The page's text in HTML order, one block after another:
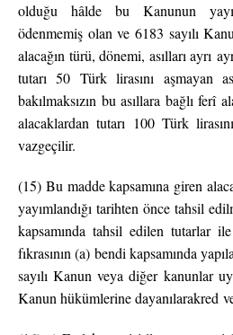
olduğu hâlde bu Kanunun
ödenmemiş olan ve 6183 sayılı
alacağın türü, dönemi, asılları ayrı
tutarı 50 Türk lirasını aşmayan
bakılmaksızın bu asıllara bağlı ferî
alacaklardan tutarı 100 Türk
vazgeçilir.
(15) Bu madde kapsamına giren
yayımlandığı tarihten önce tahsil
kapsamında tahsil edilen tutarlar
fıkrasının (a) bendi kapsamında
sayılı Kanun veya diğer kanunlar
Kanun hükümlerine dayanılarakred